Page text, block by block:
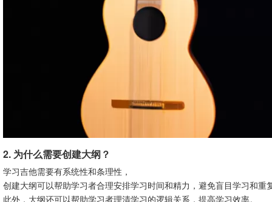
2. 为什么需要创建大纲？
学习吉他需要有系统性和条理性，
创建大纲可以帮助学习者合理安排学习时间和精力，避免盲目学习和重
此外，大纲还可以帮助学习者理清学习的逻辑关系，提高学习效率。